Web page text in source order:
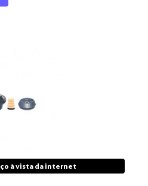
à vista da internet